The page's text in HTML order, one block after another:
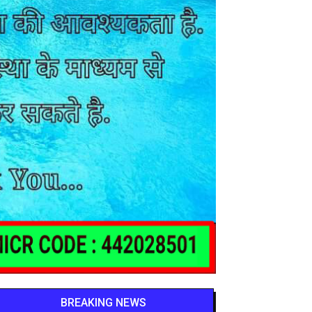
BREAKING NEWS